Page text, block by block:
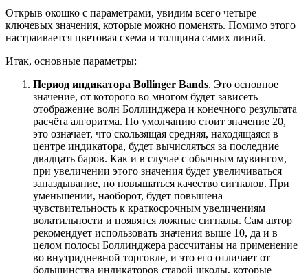
Открыв окошко с параметрами, увидим всего четыре
ключевых значения, которые можно поменять. Помимо этого
настраивается цветовая схема и толщина самих линий.
Итак, основные параметры:
Период индикатора Bollinger Bands. Это основное
значение, от которого во многом будет зависеть
отображение волн Боллинджера и конечного результата
расчёта алгоритма. По умолчанию стоит значение 20,
это означает, что скользящая средняя, находящаяся в
центре индикатора, будет вычисляться за последние
двадцать баров. Как и в случае с обычным мувингом,
при увеличении этого значения будет увеличиваться
запаздывание, но повышаться качество сигналов. При
уменьшении, наоборот, будет повышена
чувствительность к краткосрочным увеличениям
волатильности и появятся ложные сигналы. Сам автор
рекомендует использовать значения выше 10, да и в
целом полосы Боллинджера рассчитаны на применение
во внутридневной торговле, и это его отличает от
большинства индикаторов старой школы, которые